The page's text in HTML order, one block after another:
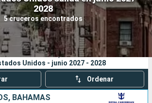
2028
5 cruceros encontrados
Compañías
Buscar
criterios de búsqueda:
Unidos - junio 2027 - 2028
Ordenar
BAHAMAS